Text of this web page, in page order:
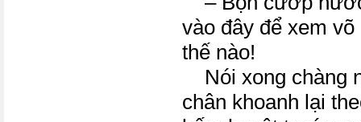
vào đây để xem
thế nào!
Nói xong chàng
chân khoanh lại